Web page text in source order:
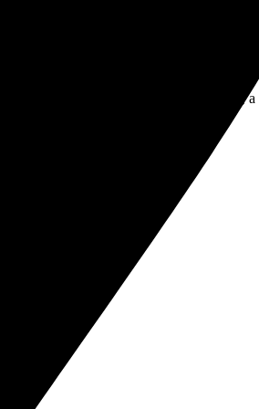
Сама печать без дефектов, а
и четкое.